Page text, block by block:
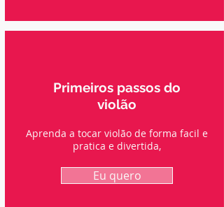
Primeiros passos do
violão
Aprenda a tocar violão de forma facil e
pratica e divertida,
Eu quero